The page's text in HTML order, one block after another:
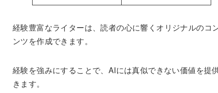
経験豊富なライターは、読者の心に響くオリジナルのコ
ンツを作成できます。
経験を強みにすることで、AIには真似できない価値を提
きます。